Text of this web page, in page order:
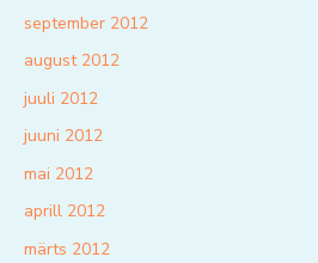
september 2012
august 2012
juuli 2012
juuni 2012
mai 2012
aprill 2012
märts 2012